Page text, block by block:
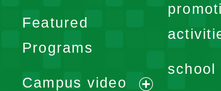
school
Featured
Programs
Campus video